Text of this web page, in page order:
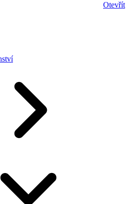
Otevřít